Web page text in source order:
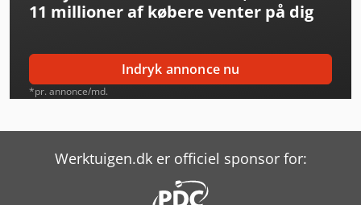
Hitachi Zx170W-6
Hitachi Zx19-6
Hitachi Zx210Lc-6
11 millioner af købere venter på dig
Indryk annonce nu
*pr. annonce/md.
Werktuigen.dk er officiel sponsor for: